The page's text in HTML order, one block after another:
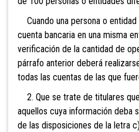
Cuando una persona o
cuenta bancaria en una misma
verificación de la cantidad de
párrafo anterior deberá
todas las cuentas de las que
2. Que se trate de titulares
aquellos cuya información deba
de las disposiciones de la letra